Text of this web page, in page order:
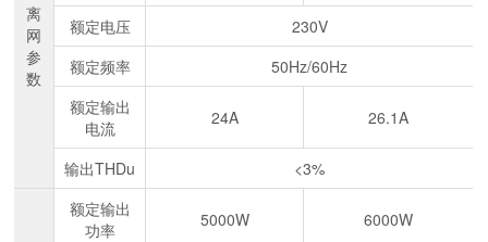
离
网
参
数
额定电压
230V
额定频率
50Hz/60Hz
额定输出
电流
24A 26.1A
输出THDu <3%
额定输出
功率
5000W 6000W